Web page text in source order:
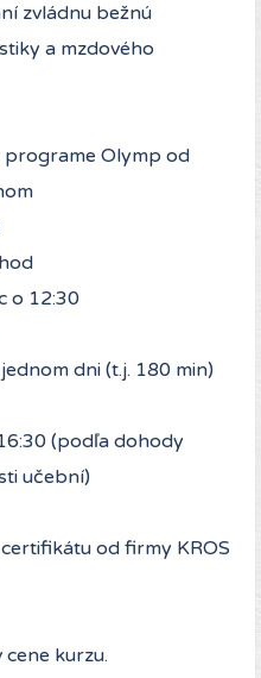
zvládnu bežnú
a mzdového
programe Olymp od
o 12:30
dni (t.j. 180 min)
(podľa dohody
učební)
od firmy KROS
kurzu.